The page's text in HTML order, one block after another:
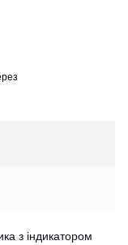
з індикатором